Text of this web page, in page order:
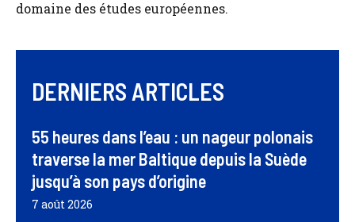
domaine des études européennes.
DERNIERS ARTICLES
55 heures dans l’eau : un nageur polonais
traverse la mer Baltique depuis la Suède
jusqu’à son pays d’origine
7 août 2026